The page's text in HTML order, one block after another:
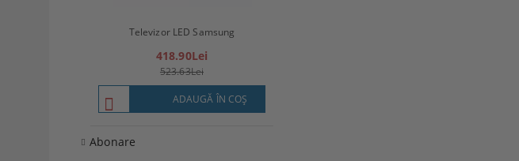
Televizor LED Samsung
418.90Lei
523.63Lei
ADAUGĂ ÎN COŞ
Abonare